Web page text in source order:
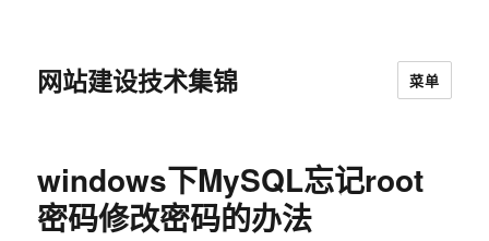
网站建设技术集锦 菜单
windows下MySQL忘记root
密码修改密码的办法